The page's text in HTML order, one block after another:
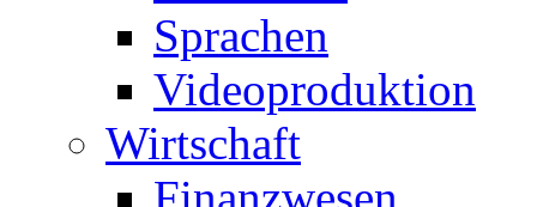
Sprachen
Videoproduktion
Wirtschaft